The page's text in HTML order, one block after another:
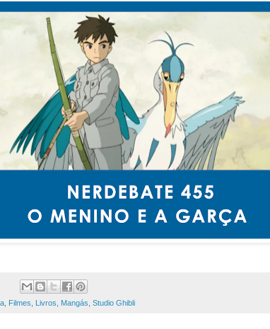
Filmes Livros Mangás Studio Ghibli